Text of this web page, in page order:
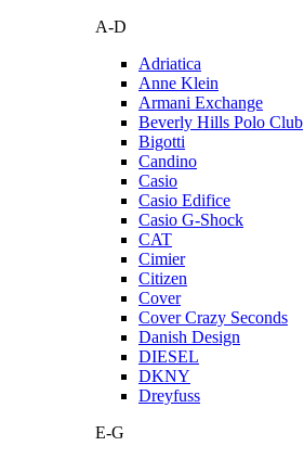
A-D
Adriatica
Anne Klein
Armani Exchange
Beverly Hills Polo Club
Bigotti
Candino
Casio
Casio Edifice
Casio G-Shock
CAT
Cimier
Citizen
Cover
Cover Crazy Seconds
Danish Design
DIESEL
DKNY
Dreyfuss
E-G